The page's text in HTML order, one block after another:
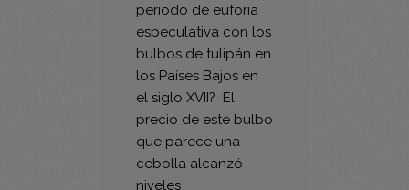
bulbos de tulipán en
los Países Bajos en
el siglo XVII? El
precio de este bulbo
que parece una
cebolla alcanzó
niveles
desorbitados, dando
lugar a una gran